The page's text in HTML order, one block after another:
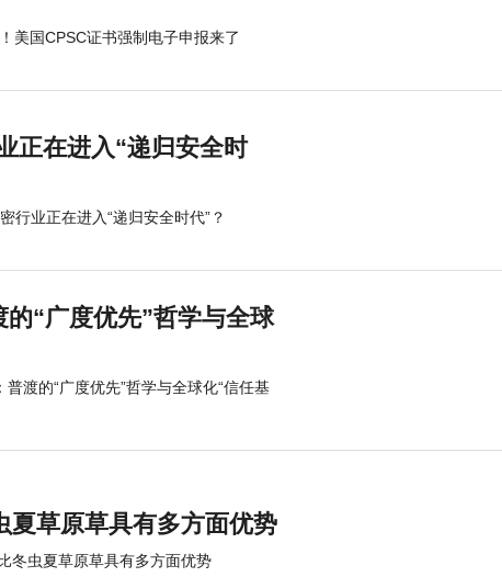
美国CPSC证书强制电子申报来了
正在进入“递归安全时
行业正在进入“递归安全时代”？
“广度优先”哲学与全球
渡的“广度优先”哲学与全球化“信任基
夏草原草具有多方面优势
冬虫夏草原草具有多方面优势